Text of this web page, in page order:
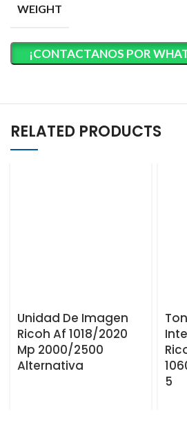
WEIGHT
¡CONTACTANOS POR
RELATED PRODUCTS
Unidad De Imagen
Ricoh Af 1018/2020
Mp 2000/2500
Alternativa
5